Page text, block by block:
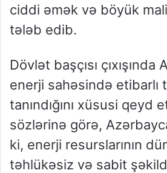
ciddi əmək və böyük
tələb edib.
Dövlət başçısı çıxışında
enerji sahəsində etibarlı
tanındığını xüsusi qeyd
sözlərinə görə,
ki, enerji resurslarının
təhlükəsiz və sabit